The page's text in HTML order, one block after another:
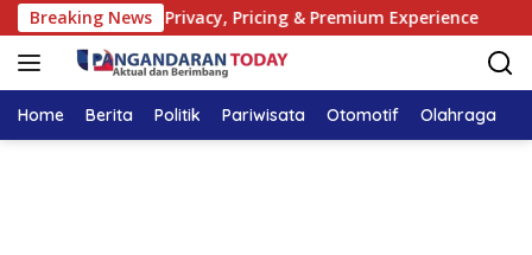
Langsung
ke
konten
Breaking News
Guide: Privacy, Pricing & Premium Experience
Home Berita Politik Pariwisata Otomotif Olahraga